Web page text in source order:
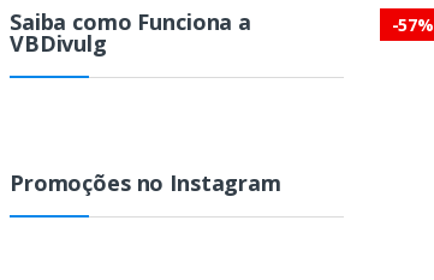
-57%
Saiba como Funciona a
VBDivulg
Promoções no Instagram